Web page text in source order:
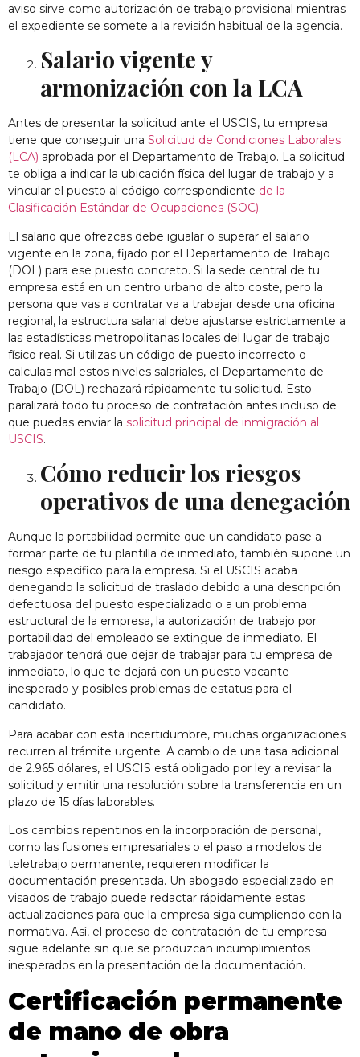
aviso sirve como autorización de trabajo provisional mientras
el expediente se somete a la revisión habitual de la agencia.
Salario vigente y
armonización con la LCA
Antes de presentar la solicitud ante el USCIS, tu empresa
tiene que conseguir una Solicitud de Condiciones Laborales
(LCA) aprobada por el Departamento de Trabajo. La solicitud
te obliga a indicar la ubicación física del lugar de trabajo y a
vincular el puesto al código correspondiente de la
Clasificación Estándar de Ocupaciones (SOC).
El salario que ofrezcas debe igualar o superar el salario
vigente en la zona, fijado por el Departamento de Trabajo
(DOL) para ese puesto concreto. Si la sede central de tu
empresa está en un centro urbano de alto coste, pero la
persona que vas a contratar va a trabajar desde una oficina
regional, la estructura salarial debe ajustarse estrictamente a
las estadísticas metropolitanas locales del lugar de trabajo
físico real. Si utilizas un código de puesto incorrecto o
calculas mal estos niveles salariales, el Departamento de
Trabajo (DOL) rechazará rápidamente tu solicitud. Esto
paralizará todo tu proceso de contratación antes incluso de
que puedas enviar la solicitud principal de inmigración al
USCIS.
Cómo reducir los riesgos
operativos de una denegación
Aunque la portabilidad permite que un candidato pase a
formar parte de tu plantilla de inmediato, también supone un
riesgo específico para la empresa. Si el USCIS acaba
denegando la solicitud de traslado debido a una descripción
defectuosa del puesto especializado o a un problema
estructural de la empresa, la autorización de trabajo por
portabilidad del empleado se extingue de inmediato. El
trabajador tendrá que dejar de trabajar para tu empresa de
inmediato, lo que te dejará con un puesto vacante
inesperado y posibles problemas de estatus para el
candidato.
Para acabar con esta incertidumbre, muchas organizaciones
recurren al trámite urgente. A cambio de una tasa adicional
de 2.965 dólares, el USCIS está obligado por ley a revisar la
solicitud y emitir una resolución sobre la transferencia en un
plazo de 15 días laborables.
Los cambios repentinos en la incorporación de personal,
como las fusiones empresariales o el paso a modelos de
teletrabajo permanente, requieren modificar la
documentación presentada. Un abogado especializado en
visados de trabajo puede redactar rápidamente estas
actualizaciones para que la empresa siga cumpliendo con la
normativa. Así, el proceso de contratación de tu empresa
sigue adelante sin que se produzcan incumplimientos
inesperados en la presentación de la documentación.
Certificación permanente
de mano de obra